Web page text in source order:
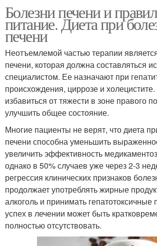
Болезни печени и
питание. Диета при
печени
Неотъемлемой частью терапии
печени, которая должна составляться
специалистом. Ее назначают при
происхождения, циррозе и
избавиться от тяжести в зоне правого
улучшить общее состояние.
Многие пациенты не верят, что диета
печени способна уменьшить
увеличить эффективность
однако в 50% случаев уже через 2-3
регрессия клинических признаков
продолжает употреблять жирные
алкоголь и принимать гепатотоксичные
успех в лечении может быть
полностью отсутствовать.